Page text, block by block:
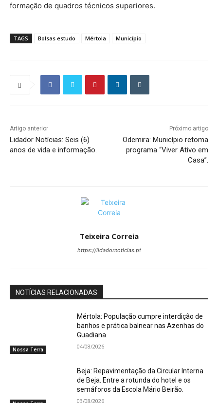
formação de quadros técnicos superiores.
TAGS Bolsas estudo Mértola Município
Artigo anterior
Lidador Notícias: Seis (6)
anos de vida e informação.
Próximo artigo
Odemira: Município retoma
programa “Viver Ativo em
Casa”.
Teixeira Correia
https://lidadornoticias.pt
NOTÍCIAS RELACIONADAS
Nossa Terra
Mértola: População cumpre interdição de
banhos e prática balnear nas Azenhas do
Guadiana.
04/08/2026
Beja: Repavimentação da Circular Interna
de Beja. Entre a rotunda do hotel e os
semáforos da Escola Mário Beirão.
03/08/2026